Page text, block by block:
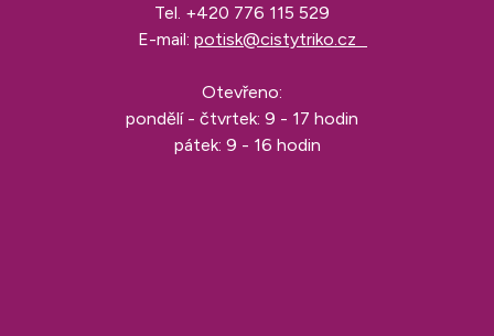
Tel. +420 776 115 529
E-mail: potisk@cistytriko.cz
Otevřeno:
pondělí - čtvrtek: 9 - 17 hodin
pátek: 9 - 16 hodin